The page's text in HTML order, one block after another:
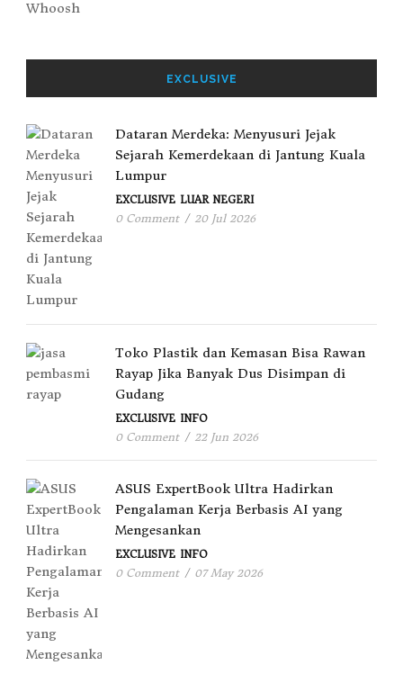
EXCLUSIVE
Dataran Merdeka: Menyusuri Jejak
Sejarah Kemerdekaan di Jantung Kuala
Lumpur
EXCLUSIVE LUAR NEGERI
0 Comment / 20 Jul 2026
Toko Plastik dan Kemasan Bisa Rawan
Rayap Jika Banyak Dus Disimpan di
Gudang
EXCLUSIVE INFO
0 Comment / 22 Jun 2026
ASUS ExpertBook Ultra Hadirkan
Pengalaman Kerja Berbasis AI yang
Mengesankan
EXCLUSIVE INFO
0 Comment / 07 May 2026